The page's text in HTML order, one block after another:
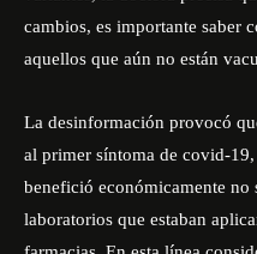
cambios, es importante saber
aquellos que aún no están
La desinformación provocó
al primer síntoma de covid-
benefició económicamente no
laboratorios que estaban